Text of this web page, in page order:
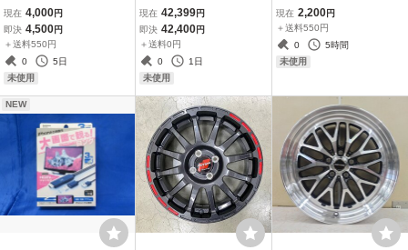
7D カメラ接続アダプタ
ー ≪未開封・未使用品
≫
現在 4,000円
即決 4,500円
＋送料550円
0
5日
未使用
くなり次第終了★ ★正
規未使用品★ DUNLOP
WINTER MAXX 02 185/6
0R15 ４本セット
現在 42,399円
即決 42,400円
＋送料0円
0
1日
未使用
A ブレーキフルード D
OT4 2輪車用 0.5L ｘ
2本 缶に傷・汚れや凹み
有 訳あり品扱い 在庫
現在 2,200円
＋送料550円
0
5時間
未使用
NEW